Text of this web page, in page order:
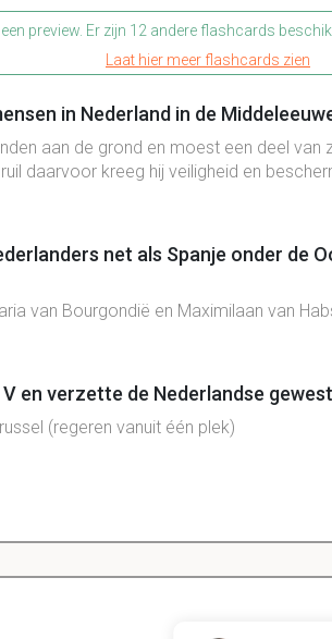
een preview. Er zijn 12 andere flashcards
Laat hier meer flashcards zien
in Nederland in de
aan de grond en moest een deel van
daarvoor kreeg hij veiligheid en
net als Spanje onder de
van Bourgondië en Maximilaan van
en verzette de Nederlandse
(regeren vanuit één plek)
tegen Spanje uit?
en er kwamen nieuwe belastingen